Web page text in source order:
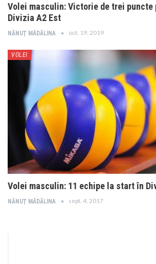
Volei masculin: Victorie de trei puncte
Divizia A2 Est
NĂNUȚ MĂDĂLINA oct. 19, 2019
VOLEI
Volei masculin: 11 echipe la start în
NĂNUȚ MĂDĂLINA sept. 4, 2017